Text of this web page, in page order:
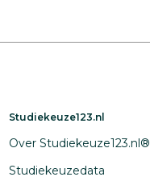
Studiekeuze123.nl
Over Studiekeuze123.nl®
Studiekeuzedata